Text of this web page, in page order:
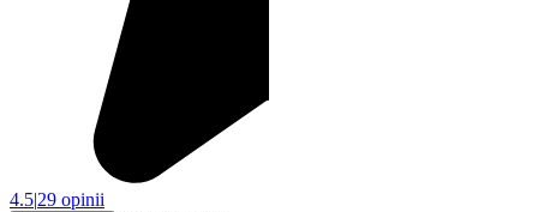
4.5|29 opinii